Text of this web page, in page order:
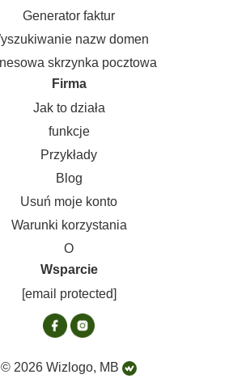
Generator faktur
nazw domen
skrzynka pocztowa
Firma
Jak to działa
funkcje
Przykłady
Blog
Usuń moje konto
Warunki korzystania
O
Wsparcie
[email protected]
© 2026 Wizlogo, MB